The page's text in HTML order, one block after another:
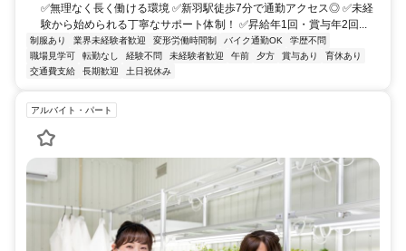
✅無理なく長く働ける環境 ✅新羽駅徒歩7分で通勤アクセス◎ ✅未経
験から始められる丁寧なサポート体制！ ✅昇給年1回・賞与年2回...
制服あり 業界未経験者歓迎 変形労働時間制 バイク通勤OK
学歴不問
職場見学可
転勤なし 経験不問 未経験者歓迎 午前 夕方 賞与あり
育休あり
交通費支給
長期歓迎 土日祝休み
アルバイト・パート